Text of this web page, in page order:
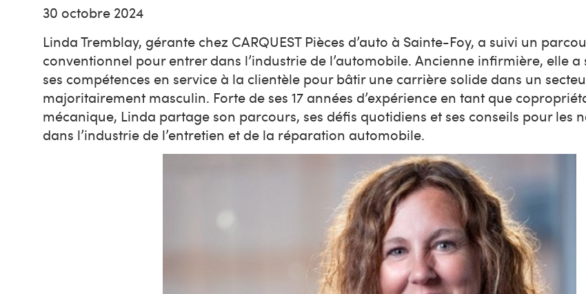
30 octobre 2024
Linda Tremblay, gérante chez CARQUEST Pièces d’auto à Sainte-Foy, a suivi un
conventionnel pour entrer dans l’industrie de l’automobile. Ancienne infirmière, elle
ses compétences en service à la clientèle pour bâtir une carrière solide dans un
majoritairement masculin. Forte de ses 17 années d’expérience en tant que
mécanique, Linda partage son parcours, ses défis quotidiens et ses conseils pour les
dans l’industrie de l’entretien et de la réparation automobile.